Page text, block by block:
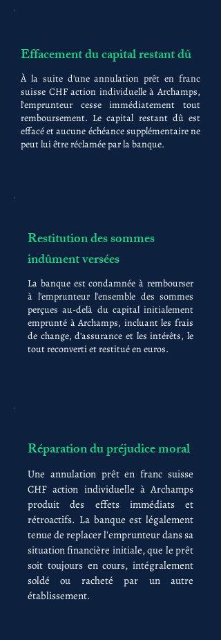
Effacement du capital restant dû
À la suite d'une annulation prêt en franc
suisse CHF action individuelle à Archamps,
l'emprunteur cesse immédiatement tout
remboursement. Le capital restant dû est
effacé et aucune échéance supplémentaire ne
peut lui être réclamée par la banque.
Restitution des sommes
indûment versées
La banque est condamnée à rembourser
à l'emprunteur l'ensemble des sommes
perçues au-delà du capital initialement
emprunté à Archamps, incluant les frais
de change, d'assurance et les intérêts, le
tout reconverti et restitué en euros.
Réparation du préjudice moral
Une annulation prêt en franc suisse
CHF action individuelle à Archamps
produit des effets immédiats et
rétroactifs. La banque est légalement
tenue de replacer l'emprunteur dans sa
situation financière initiale, que le prêt
soit toujours en cours, intégralement
soldé ou racheté par un autre
établissement.